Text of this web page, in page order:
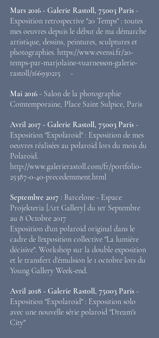
Mars 2016 - Galerie Rastoll, 75003 Paris -
Exposition retrospective "20 Temps" : toutes
mes oeuvres depuis le début de ma démarche
artistique, dessins, peintures, sculptures et
photographies. https://www.evensi.fr/20-
temps-par-marjolaine-vuarnesson-galerie-
rastoll/166930215 -
Mai 2016 - Salon de la photographie
Comtemporaine, Place Saint Sulpice, Paris
Avril 2017 - Galerie Rastoll, 75003 Paris -
Exposition "Expolaroid" : Exposition de mes
oeuvres réalisées au polaroid lors du mois du
Polaroid.
http://www.galerierastoll.com/fr/portfolio-
25387-0-40-precedemment.html
Septembre 2017 : Barcelone - Espace
Projekteria [Art Gallery] du 1er Septembre
au 8 Octobre 2017
Exposition d'un polaroid original dans le
cadre de l'exposition collective "La lumière
décisive". Workshop sur la double exposition
et le transfert d'émulsion le 1 octobre lors du
Young Gallery Week-end.
Avril 2018 - Galerie Rastoll, 75003 Paris -
Exposition "Expolaroid" : Exposition solo
avec une nouvelle série polaroid "Dream's
City"